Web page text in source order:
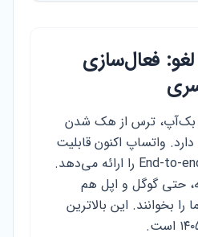
فعال‌سازی
بک‌آپ، ترس از هک شدن
واتساپ اکنون قابلیت
End-to-end Encrypted Backup را ارائه می‌دهد.
حتی گوگل و اپل هم
را بخوانند. این بالاترین